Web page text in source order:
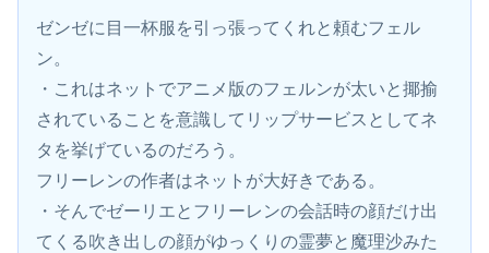
ゼンゼに目一杯服を引っ張ってくれと頼むフェル
ン。
・これはネットでアニメ版のフェルンが太いと揶揄
されていることを意識してリップサービスとしてネ
タを挙げているのだろう。
フリーレンの作者はネットが大好きである。
・そんでゼーリエとフリーレンの会話時の顔だけ出
てくる吹き出しの顔がゆっくりの霊夢と魔理沙みた